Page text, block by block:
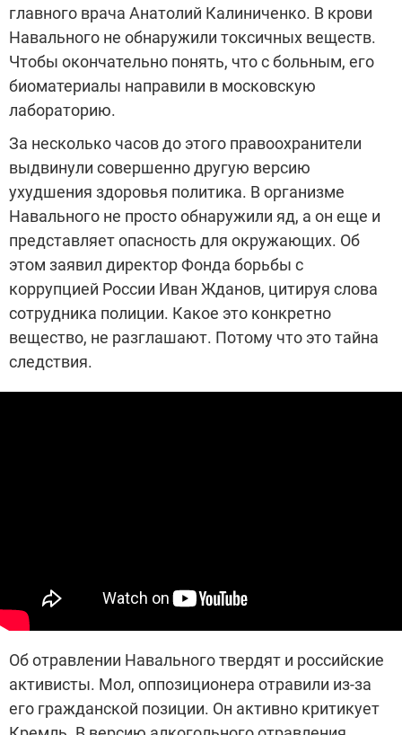
главного врача Анатолий Калиниченко. В крови
Навального не обнаружили токсичных веществ.
Чтобы окончательно понять, что с больным, его
биоматериалы направили в московскую
лабораторию.
За несколько часов до этого правоохранители
выдвинули совершенно другую версию
ухудшения здоровья политика. В организме
Навального не просто обнаружили яд, а он еще и
представляет опасность для окружающих. Об
этом заявил директор Фонда борьбы с
коррупцией России Иван Жданов, цитируя слова
сотрудника полиции. Какое это конкретно
вещество, не разглашают. Потому что это тайна
следствия.
Об отравлении Навального твердят и российские
активисты. Мол, оппозиционера отравили из-за
его гражданской позиции. Он активно критикует